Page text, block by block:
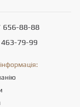
656-88-88
463-79-99